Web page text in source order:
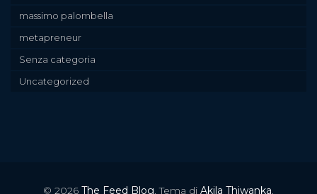
massimo palombella
metapreneur
Senza categoria
Uncategorized
© 2026 The Feed Blog. Tema di Akila Thiwanka.